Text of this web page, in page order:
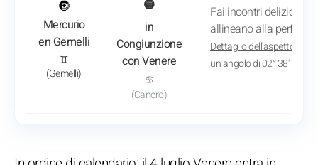
🔘
Mercurio
en Gemelli
: Vedi l'analisi del transito
♊
(Gemelli)
🟡
in
Congiunzione
con Venere
♋
(Cancro)
Fai incontri deliziosi e
allineano alla
Dettaglio dell'aspetto
un angolo di 02° 38'